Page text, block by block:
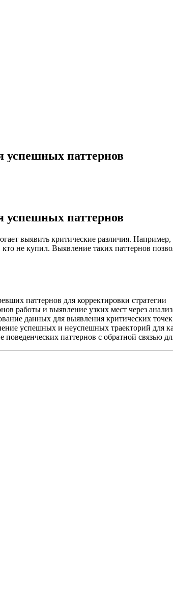
успешных паттернов
успешных паттернов
выявить критические различия.
не купил. Выявление таких паттернов
паттернов для корректировки стратегии
работы и выявление узких мест через анализ
данных для выявления критических
успешных и неуспешных траекторий для
паттернов с обратной связью